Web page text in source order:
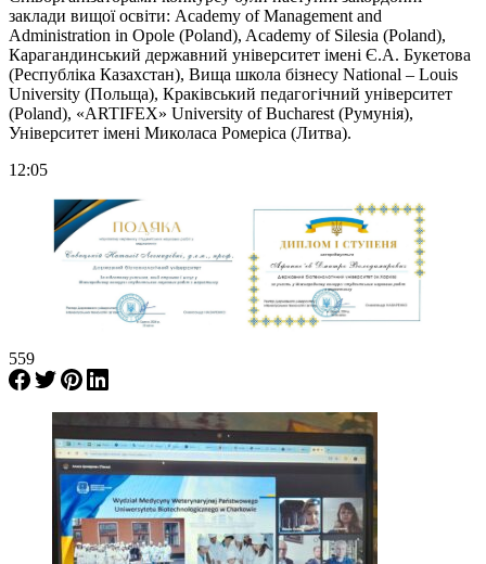
заклади вищої освіти: Academy of Management and
Administration in Opole (Poland), Academy of Silesia (Poland),
Карагандинський державний університет імені Є.А. Букетова
(Республіка Казахстан), Вища школа бізнесу National – Louis
University (Польща), Краківський педагогічний університет
(Poland), «ARTIFEX» University of Bucharest (Румунія),
Університет імені Миколаса Ромеріса (Литва).
12:05
559